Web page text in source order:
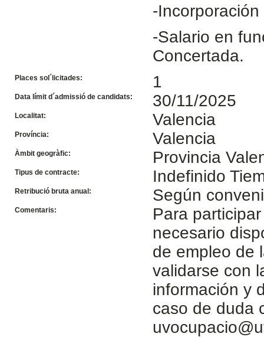
-
-Salario en
Concertada.
Places sol´licitades: 1
Data límit d´admissió de candidats: 30/11/2025
Localitat: Valencia
Província: Valencia
Àmbit geogràfic: Provincia
Tipus de contracte: Indefinido
Retribució bruta anual: Según
Comentaris:
Para
necesario
de empleo de
validarse con
información y
caso de duda